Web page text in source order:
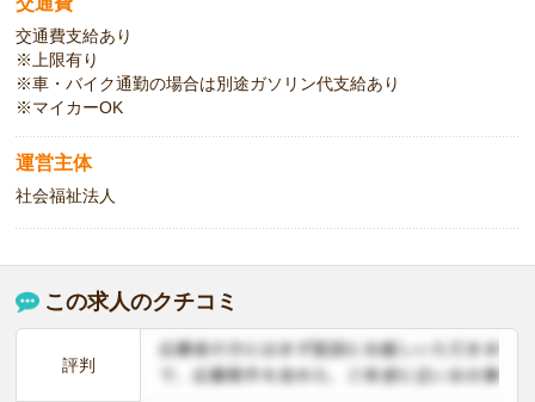
交通費支給あり
※上限有り
※車・バイク通勤の場合は別途ガソリン代支給あり
※マイカーOK
運営主体
社会福祉法人
この求人のクチコミ
評判